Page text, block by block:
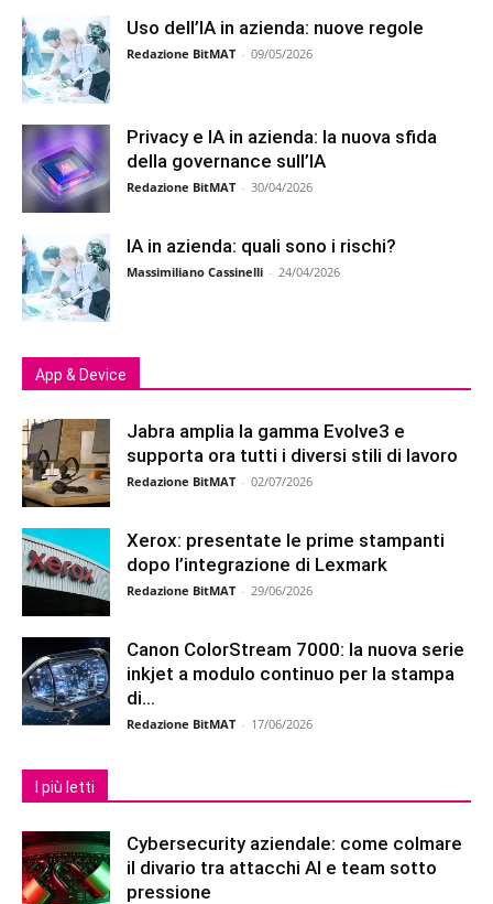
Uso dell’IA in azienda: nuove regole
Redazione BitMAT - 09/05/2026
Privacy e IA in azienda: la nuova sfida
della governance sull’IA
Redazione BitMAT - 30/04/2026
IA in azienda: quali sono i rischi?
Massimiliano Cassinelli - 24/04/2026
App & Device
Jabra amplia la gamma Evolve3 e
supporta ora tutti i diversi stili di lavoro
Redazione BitMAT - 02/07/2026
Xerox: presentate le prime stampanti
dopo l’integrazione di Lexmark
Redazione BitMAT - 29/06/2026
Canon ColorStream 7000: la nuova serie
inkjet a modulo continuo per la stampa
di...
Redazione BitMAT - 17/06/2026
I più letti
Cybersecurity aziendale: come colmare
il divario tra attacchi AI e team sotto
pressione